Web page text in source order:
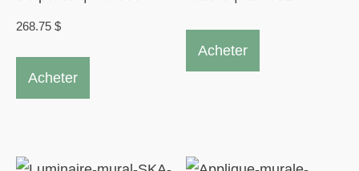
268.75 $
Acheter
Acheter